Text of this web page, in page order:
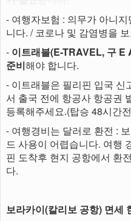
- 여행자보험 : 의무가 아니지
니다. / 코로나 및 감염병을
- 이트래블(E-TRAVEL, 구
준비해야 합니다.
- 이트래블은 필리핀 입국 신
서 출국 전에 항공사 항공권
등록해주세요.(탑승 48시간
- 여행경비는 달러로 환전 :
드 사용이 어렵습니다. 여행
핀 도착후 현지 공항에서 환
다.
보라카이(칼리보 공항) 면세